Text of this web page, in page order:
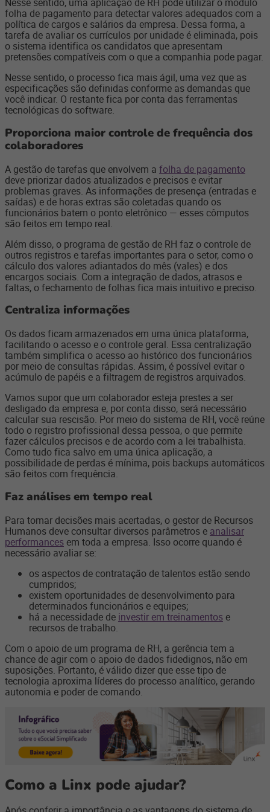
folha de pagamento para detectar valores adequados com a
política de cargos e salários da empresa. Dessa forma, a
tarefa de avaliar os currículos por unidade é eliminada, pois
o sistema identifica os candidatos que apresentam
pretensões compatíveis com o que a companhia pode pagar.
Nesse sentido, o processo fica mais ágil, uma vez que as
especificações são definidas conforme as demandas que
você indicar. O restante fica por conta das ferramentas
tecnológicas do software.
Proporciona maior controle de frequência dos
colaboradores
A gestão de tarefas que envolvem a folha de pagamento
deve priorizar dados atualizados e precisos e evitar
problemas graves. As informações de presença (entradas e
saídas) e de horas extras são coletadas quando os
funcionários batem o ponto eletrônico — esses cômputos
são feitos em tempo real.
Além disso, o programa de gestão de RH faz o controle de
outros registros e tarefas importantes para o setor, como o
cálculo dos valores adiantados do mês (vales) e dos
encargos sociais. Com a integração de dados, atrasos e
faltas, o fechamento de folhas fica mais intuitivo e preciso.
Centraliza informações
Os dados ficam armazenados em uma única plataforma,
facilitando o acesso e o controle geral. Essa centralização
também simplifica o acesso ao histórico dos funcionários
por meio de consultas rápidas. Assim, é possível evitar o
acúmulo de papéis e a filtragem de registros arquivados.
Vamos supor que um colaborador esteja prestes a ser
desligado da empresa e, por conta disso, será necessário
calcular sua rescisão. Por meio do sistema de RH, você reúne
todo o registro profissional dessa pessoa, o que permite
fazer cálculos precisos e de acordo com a lei trabalhista.
Como tudo fica salvo em uma única aplicação, a
possibilidade de perdas é mínima, pois backups automáticos
são feitos com frequência.
Faz análises em tempo real
Para tomar decisões mais acertadas, o gestor de Recursos
Humanos deve consultar diversos parâmetros e analisar
performances em toda a empresa. Isso ocorre quando é
necessário avaliar se:
os aspectos de contratação de talentos estão sendo
cumpridos;
existem oportunidades de desenvolvimento para
determinados funcionários e equipes;
há a necessidade de investir em treinamentos e
recursos de trabalho.
Com o apoio de um programa de RH, a gerência tem a
chance de agir com o apoio de dados fidedignos, não em
suposições. Portanto, é válido dizer que esse tipo de
tecnologia aproxima líderes do processo analítico, gerando
autonomia e poder de comando.
Como a Linx pode ajudar?